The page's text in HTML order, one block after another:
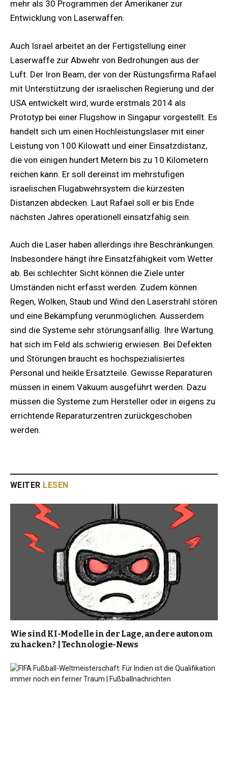
mehr als 30 Programmen der Amerikaner zur
Entwicklung von Laserwaffen.
Auch Israel arbeitet an der Fertigstellung einer
Laserwaffe zur Abwehr von Bedrohungen aus der
Luft. Der Iron Beam, der von der Rüstungsfirma Rafael
mit Unterstützung der israelischen Regierung und der
USA entwickelt wird, wurde erstmals 2014 als
Prototyp bei einer Flugshow in Singapur vorgestellt. Es
handelt sich um einen Hochleistungslaser mit einer
Leistung von 100 Kilowatt und einer Einsatzdistanz,
die von einigen hundert Metern bis zu 10 Kilometern
reichen kann. Er soll dereinst im mehrstufigen
israelischen Flugabwehrsystem die kürzesten
Distanzen abdecken. Laut Rafael soll er bis Ende
nächsten Jahres operationell einsatzfähig sein.
Auch die Laser haben allerdings ihre Beschränkungen.
Insbesondere hängt ihre Einsatzfähigkeit vom Wetter
ab. Bei schlechter Sicht können die Ziele unter
Umständen nicht erfasst werden. Zudem können
Regen, Wolken, Staub und Wind den Laserstrahl stören
und eine Bekämpfung verunmöglichen. Ausserdem
sind die Systeme sehr störungsanfällig. Ihre Wartung
hat sich im Feld als schwierig erwiesen. Bei Defekten
und Störungen braucht es hochspezialisiertes
Personal und heikle Ersatzteile. Gewisse Reparaturen
müssen in einem Vakuum ausgeführt werden. Dazu
müssen die Systeme zum Hersteller oder in eigens zu
errichtende Reparaturzentren zurückgeschoben
werden.
WEITER LESEN
Wie sind KI-Modelle in der Lage, andere autonom
zu hacken? | Technologie-News